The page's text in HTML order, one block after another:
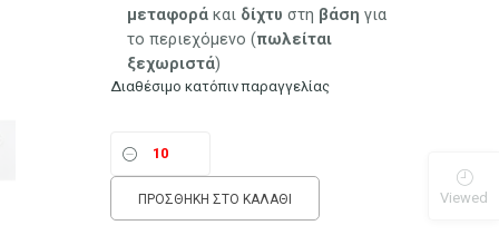
μεταφορά και δίχτυ στη βάση για
το περιεχόμενο (πωλείται
ξεχωριστά)
Διαθέσιμο κατόπιν παραγγελίας
ΠΡΟΣΘΉΚΗ ΣΤΟ ΚΑΛΆΘΙ Viewed